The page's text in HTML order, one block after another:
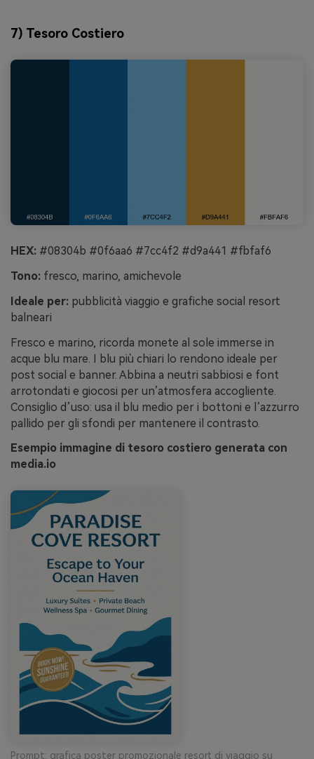
7) Tesoro Costiero
HEX: #08304b #0f6aa6 #7cc4f2 #d9a441 #fbfaf6
Tono: fresco, marino, amichevole
Ideale per: pubblicità viaggio e grafiche social resort
balneari
Fresco e marino, ricorda monete al sole immerse in
acque blu mare. I blu più chiari lo rendono ideale per
post social e banner. Abbina a neutri sabbiosi e font
arrotondati e giocosi per un’atmosfera accogliente.
Consiglio d’uso: usa il blu medio per i bottoni e l’azzurro
pallido per gli sfondi per mantenere il contrasto.
Esempio immagine di tesoro costiero generata con
media.io
Prompt: grafica poster promozionale resort di viaggio su